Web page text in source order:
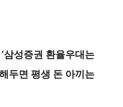
삼성증권 환율우대는
두면 평생 돈 아끼는